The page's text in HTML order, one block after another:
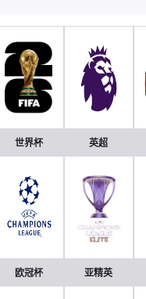
世界杯 英超
欧冠杯 亚精英